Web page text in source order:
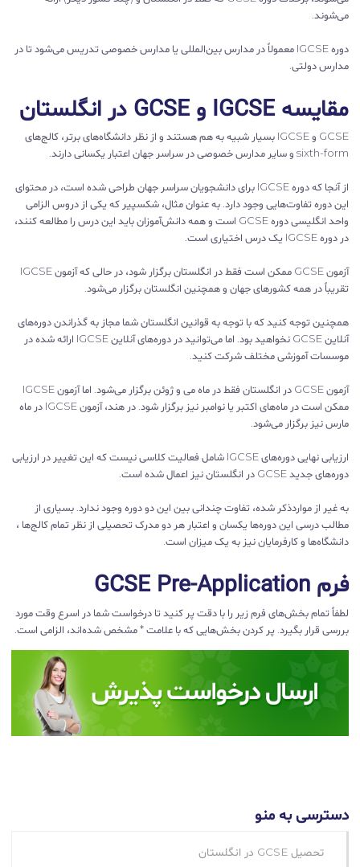
می‌شوند.
دوره IGCSE معمولاً در مدارس بین‌المللی یا مدارس خصوصی تدریس می‌شود تا در
مدارس دولتی.
مقایسه IGCSE و GCSE در انگلستان
GCSE و IGCSE بسیار شبیه به هم هستند و از نظر دانشگاه‌های برتر، کالج‌های
sixth-form و سایر مدارس خصوصی در سراسر جهان اعتبار یکسانی دارند.
از آنجا که دوره IGCSE برای دانشجویان سراسر جهان طراحی شده است، در محتوای
این دوره تفاوت‌هایی وجود دارد. به عنوان مثال، شکسپیر که یکی از دروس الزامی
واحد انگلیسی دوره GCSE است و همه دانش‌آموزان باید این درس را مطالعه کنند،
در دوره IGCSE یک درس اختیاری است.
آزمون GCSE ممکن است فقط در انگلستان برگزار شود، در حالی که آزمون IGCSE
تقریباً در همه کشورهای جهان و همچنین انگلستان برگزار می‌شود.
همچنین توجه کنید که با توجه به قوانین انگلستان شما مجاز به گذراندن دوره‌های
آنلاین GCSE نخواهید بود. اما می‌توانید در دوره‌های آنلاین IGCSE ارائه شده در
موسسات آموزشی مختلف شرکت کنید.
آزمون GCSE در انگلستان فقط در ماه می و ژوئن برگزار می‌شود. اما آزمون IGCSE
ممکن است در ماه‌های اکتبر یا نوامبر نیز برگزار شود. در هند، آزمون IGCSE در ماه
مارس نیز برگزار می‌شود.
ارزیابی نهایی دوره‌های IGCSE شامل فعالیت کلاسی نیست که این تغییر در ارزیابی
دوره‌های جدید GCSE در انگلستان نیز اعمال شده است.
به غیر از مواردذکر شده، تفاوت چندانی بین این دو دوره وجود ندارد. بسیاری از
مطالب درسی این دوره‌ها یکسان و اعتبار هر دو مدرک تحصیلی از نظر تمام کالج‌ها ،
دانشگاه‌ها و کارفرمایان نیز به یک میزان است.
فرم GCSE Pre-Application
لطفاً تمام بخش‌های فرم زیر را با دقت پر کنید تا درخواست شما در اسرع وقت مورد
بررسی قرار بگیرد. پر کردن بخش‌هایی که با علامت * مشخص شده‌اند، الزامی است.
دسترسی به منو
تحصیل GCSE در انگلستان